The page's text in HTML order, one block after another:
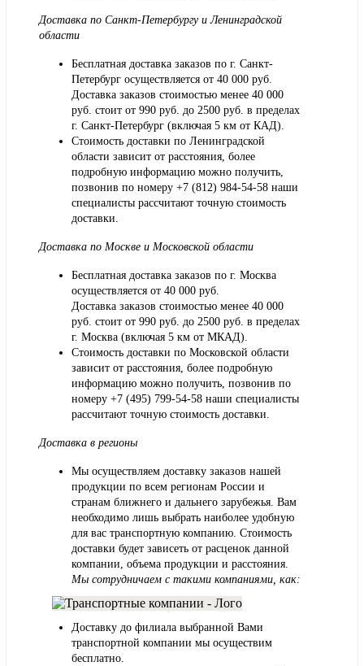
Доставка по Санкт-Петербургу и Ленинградской
области
Бесплатная доставка заказов по г. Санкт-
Петербург осуществляется от 40 000 руб.
Доставка заказов стоимостью менее 40 000
руб. стоит от 990 руб. до 2500 руб. в пределах
г. Санкт-Петербург (включая 5 км от КАД).
Стоимость доставки по Ленинградской
области зависит от расстояния, более
подробную информацию можно получить,
позвонив по номеру +7 (812) 984-54-58 наши
специалисты рассчитают точную стоимость
доставки.
Доставка по Москве и Московской области
Бесплатная доставка заказов по г. Москва
осуществляется от 40 000 руб.
Доставка заказов стоимостью менее 40 000
руб. стоит от 990 руб. до 2500 руб. в пределах
г. Москва (включая 5 км от МКАД).
Стоимость доставки по Московской области
зависит от расстояния, более подробную
информацию можно получить, позвонив по
номеру +7 (495) 799-54-58 наши специалисты
рассчитают точную стоимость доставки.
Доставка в регионы
Мы осуществляем доставку заказов нашей
продукции по всем регионам России и
странам ближнего и дальнего зарубежья. Вам
необходимо лишь выбрать наиболее удобную
для вас транспортную компанию. Стоимость
доставки будет зависеть от расценок данной
компании, объема продукции и расстояния.
Мы сотрудничаем с такими компаниями, как:
Доставку до филиала выбранной Вами
транспортной компании мы осуществим
бесплатно.